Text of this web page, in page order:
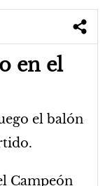
en el
el balón
Campeón